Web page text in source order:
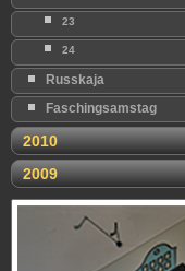
23
24
Russkaja
Faschingsamstag
2010
2009